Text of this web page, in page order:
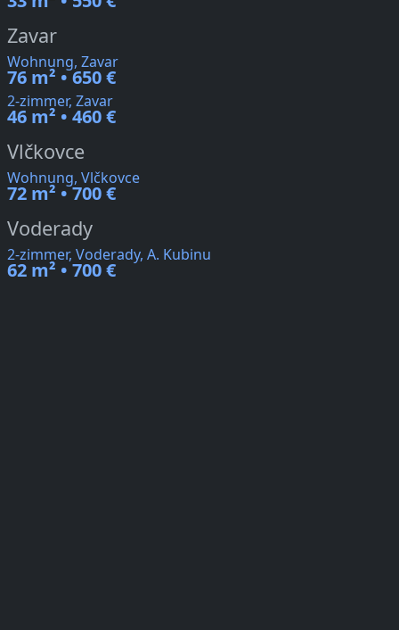
Zavar
Wohnung, Zavar
76 m² • 650 €
2-zimmer, Zavar
46 m² • 460 €
Vlčkovce
Wohnung, Vlčkovce
72 m² • 700 €
Voderady
2-zimmer, Voderady, A. Kubinu
62 m² • 700 €